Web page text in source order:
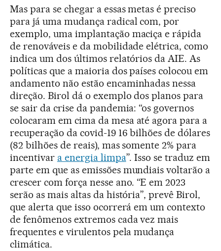
Mas para se chegar a essas metas é preciso
para já uma mudança radical com, por
exemplo, uma implantação maciça e rápida
de renováveis e da mobilidade elétrica, como
indica um dos últimos relatórios da AIE. As
políticas que a maioria dos países colocou em
andamento não estão encaminhadas nessa
direção. Birol dá o exemplo dos planos para
se sair da crise da pandemia: “os governos
colocaram em cima da mesa até agora para a
recuperação da covid-19 16 bilhões de dólares
(82 bilhões de reais), mas somente 2% para
incentivar a energia limpa”. Isso se traduz em
parte em que as emissões mundiais voltarão a
crescer com força nesse ano. “E em 2023
serão as mais altas da história”, prevê Birol,
que alerta que isso ocorrerá em um contexto
de fenômenos extremos cada vez mais
frequentes e virulentos pela mudança
climática.